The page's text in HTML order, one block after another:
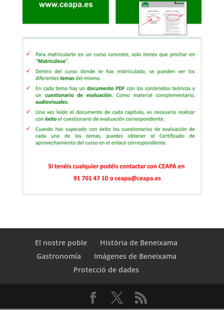
El nostre poble
Història de Beneixama
Gastronomía
Imágenes de Beneixama
Protecció de dades